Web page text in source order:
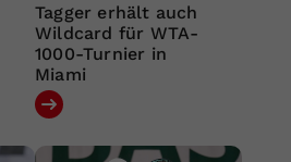
Tagger erhält auch
Wildcard für WTA-
1000-Turnier in
Miami